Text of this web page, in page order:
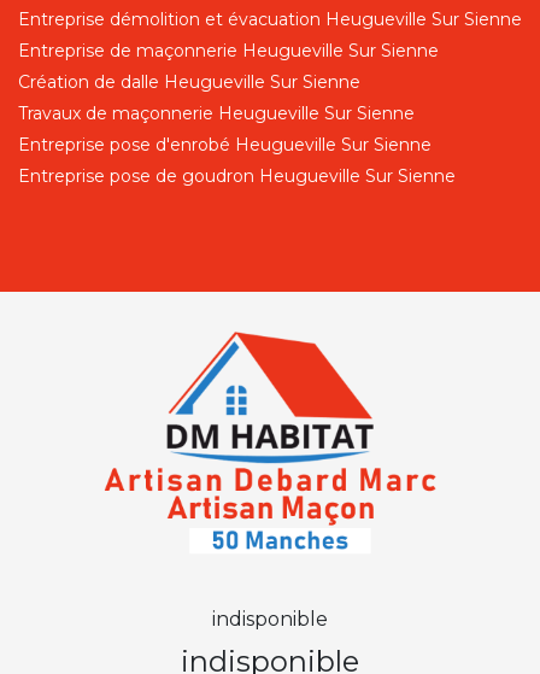
Entreprise démolition et évacuation Heugueville Sur Sienne
Entreprise de maçonnerie Heugueville Sur Sienne
Création de dalle Heugueville Sur Sienne
Travaux de maçonnerie Heugueville Sur Sienne
Entreprise pose d'enrobé Heugueville Sur Sienne
Entreprise pose de goudron Heugueville Sur Sienne
indisponible
indisponible